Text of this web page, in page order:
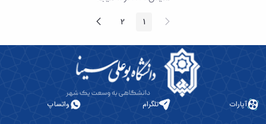
پیغام
قبلی صفحه1 صفحه2 صفحه
بعد
آپارات تلگرام واتساپ